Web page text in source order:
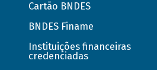
Cartão BNDES
BNDES Finame
Instituições financeiras
credenciadas